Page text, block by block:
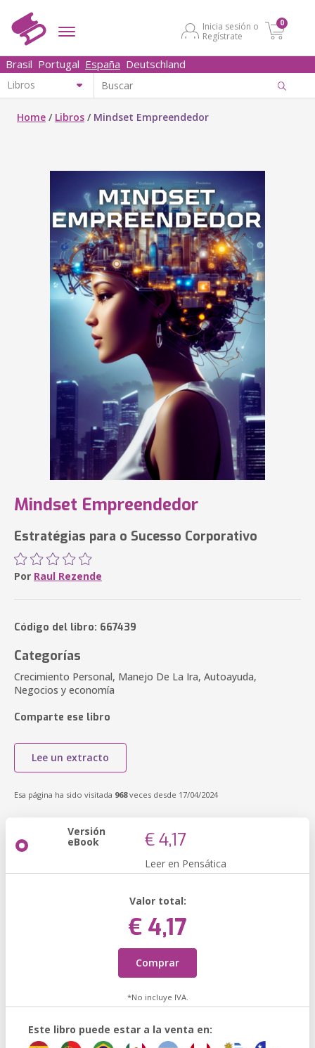
Inicia sesión o
Regístrate
0
Brasil Portugal España Deutschland
Home / Libros / Mindset Empreendedor
Mindset Empreendedor
Estratégias para o Sucesso Corporativo
Por Raul Rezende
Código del libro: 667439
Categorías
Crecimiento Personal, Manejo De La Ira, Autoayuda,
Negocios y economía
Comparte ese libro
Lee un extracto
Esa página ha sido visitada 968veces desde 17/04/2024
Versión
eBook € 4,17
Leer en Pensática
Valor total:
€ 4,17
Comprar
*No incluye IVA.
Este libro puede estar a la venta en: